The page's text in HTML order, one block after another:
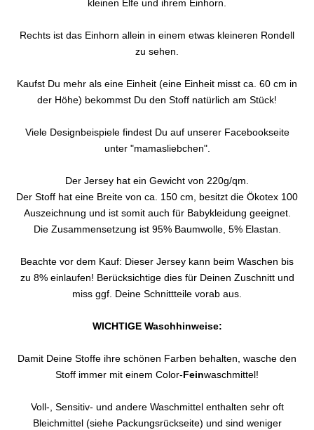
kleinen Elfe und ihrem Einhorn.
Rechts ist das Einhorn allein in einem etwas kleineren Rondell
zu sehen.
Kaufst Du mehr als eine Einheit (eine Einheit misst ca. 60 cm in
der Höhe) bekommst Du den Stoff natürlich am Stück!
Viele Designbeispiele findest Du auf unserer Facebookseite
unter "mamasliebchen".
Der Jersey hat ein Gewicht von 220g/qm.
Der Stoff hat eine Breite von ca. 150 cm, besitzt die Ökotex 100
Auszeichnung und ist somit auch für Babykleidung geeignet.
Die Zusammensetzung ist 95% Baumwolle, 5% Elastan.
Beachte vor dem Kauf: Dieser Jersey kann beim Waschen bis
zu 8% einlaufen! Berücksichtige dies für Deinen Zuschnitt und
miss ggf. Deine Schnittteile vorab aus.
WICHTIGE Waschhinweise:
Damit Deine Stoffe ihre schönen Farben behalten, wasche den
Stoff immer mit einem Color-Feinwaschmittel!
Voll-, Sensitiv- und andere Waschmittel enthalten sehr oft
Bleichmittel (siehe Packungsrückseite) und sind weniger